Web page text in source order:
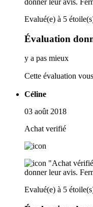
Evalué(e) à 5
Évaluation
y a pas mieux
Cette évaluation
Céline
03 août 2018
Achat verifié
"Achat
donner leur avis.
Evalué(e) à 5